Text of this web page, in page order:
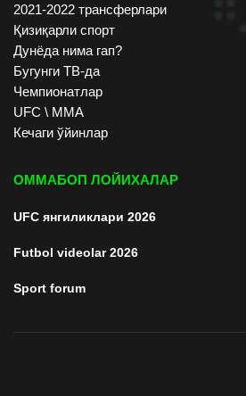
2021-2022 трансферлари
Қизиқарли спорт
Дунёда нима гап?
Бугунги ТВ-да
Чемпионатлар
UFC \ ММА
Кечаги ўйинлар
ОММАБОП ЛОЙИХАЛАР
UFC янгиликлари 2026
Futbol videolar 2026
Sport forum